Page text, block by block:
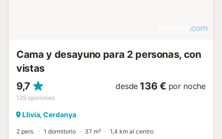
Cama y desayuno para 2 personas, con
vistas
9,7
129 opiniones
desde 136 € por noche
Llivia, Cerdanya
2 pers. 1 dormitorio 37 m² 1,4 km al centro